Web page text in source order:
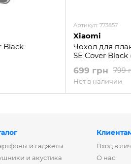
Black
Артикул: 773857
Xiaomi
Чохол для
SE Cover Black
799
699 грн
Нет в наличии
и гаджеты
и акустика
Вход в
О нас